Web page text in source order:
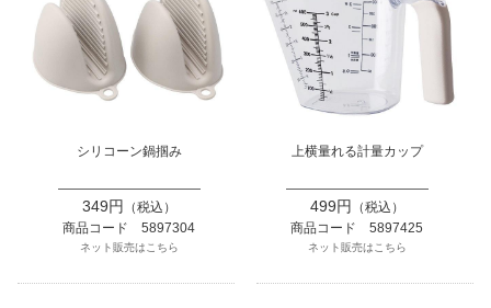
シリコーン鍋掴み
349円
（税込）
商品コード 5897304
ネット販売はこちら
上横量れる計量カップ
499円
（税込）
商品コード 5897425
ネット販売はこちら